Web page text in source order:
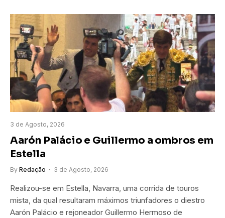
3 de Agosto, 2026
Aarón Palácio e Guillermo a ombros em
Estella
By Redação 3 de Agosto, 2026
Realizou-se em Estella, Navarra, uma corrida de touros
mista, da qual resultaram máximos triunfadores o diestro
Aarón Palácio e rejoneador Guillermo Hermoso de